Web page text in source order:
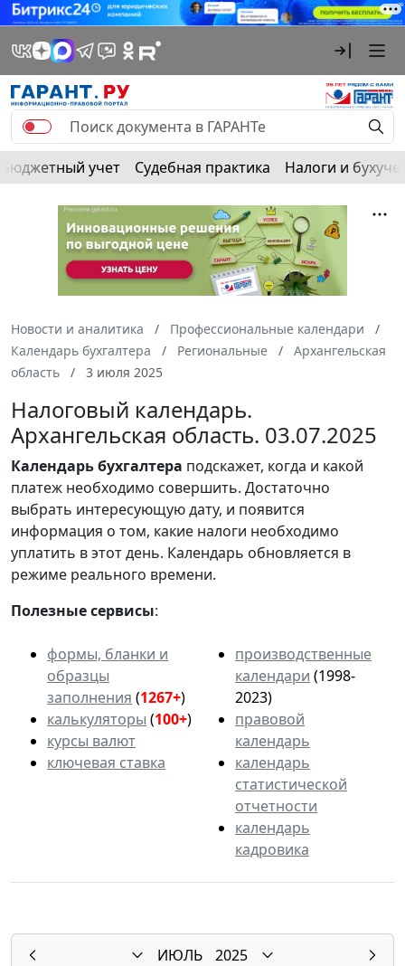
Бюджетный учет Судебная практика Налоги и
Новости и аналитика
Профессиональные календари
Календарь бухгалтера
Региональные
Архангельская
область
3 июля 2025
Налоговый календарь.
Архангельская область. 03.07.2025
Календарьбухгалтера подскажет, когда и какой
платеж необходимо совершить. Достаточно
выбрать интересующую дату, и появится
информация о том, какие налоги необходимо
уплатить в этот день. Календарь обновляется в
режиме реального времени.
Полезные сервисы:
формы, бланки и
образцы
заполнения (1267+)
калькуляторы (100+)
курсы валют
ключевая ставка
производственные
календари (1998-
2023)
правовой
календарь
календарь
статистической
отчетности
календарь
кадровика
ИЮЛЬ
2025